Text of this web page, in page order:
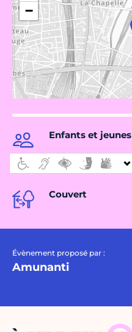
−
Enfants et jeunes
Couvert
Évènement proposé par :
Amunanti